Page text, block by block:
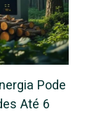
Pode
Até 6